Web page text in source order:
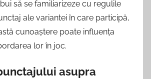
să se familiarizeze cu regulile
ale variantei în care participă,
cunoaștere poate influența
lor în joc.
asupra